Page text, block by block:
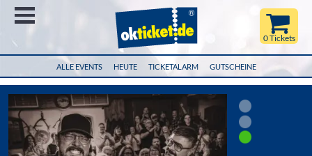
ALLE EVENTS HEUTE TICKETALARM GUTSCHEINE
0 Tickets